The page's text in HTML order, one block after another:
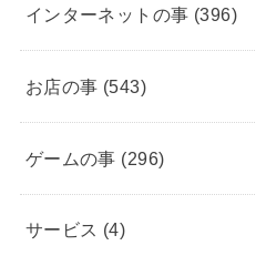
インターネットの事 (396)
お店の事 (543)
ゲームの事 (296)
サービス (4)